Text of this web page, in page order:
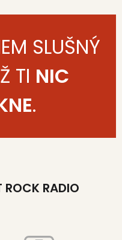
SLUŠNÝ
TI NIC
.
RADIO